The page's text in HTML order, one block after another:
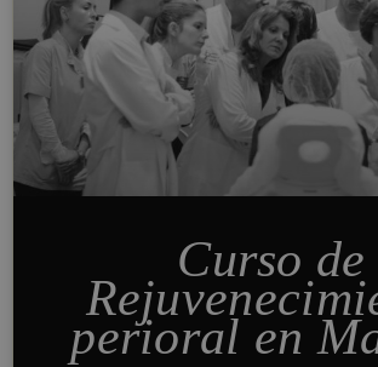
Curso de
perioral en